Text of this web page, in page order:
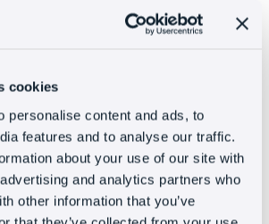
cookies
personalise content and ads, to
features and to analyse our traffic.
about your use of our site with
and analytics partners who
other information that you’ve
y bots, con la ayuda de
ayuda en el momento
las ventas. En Oct8ne nos
atención al cliente, pero vamos
y nos encargamos de que tus